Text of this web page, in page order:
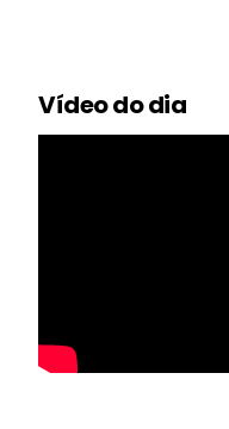
Vídeo do dia